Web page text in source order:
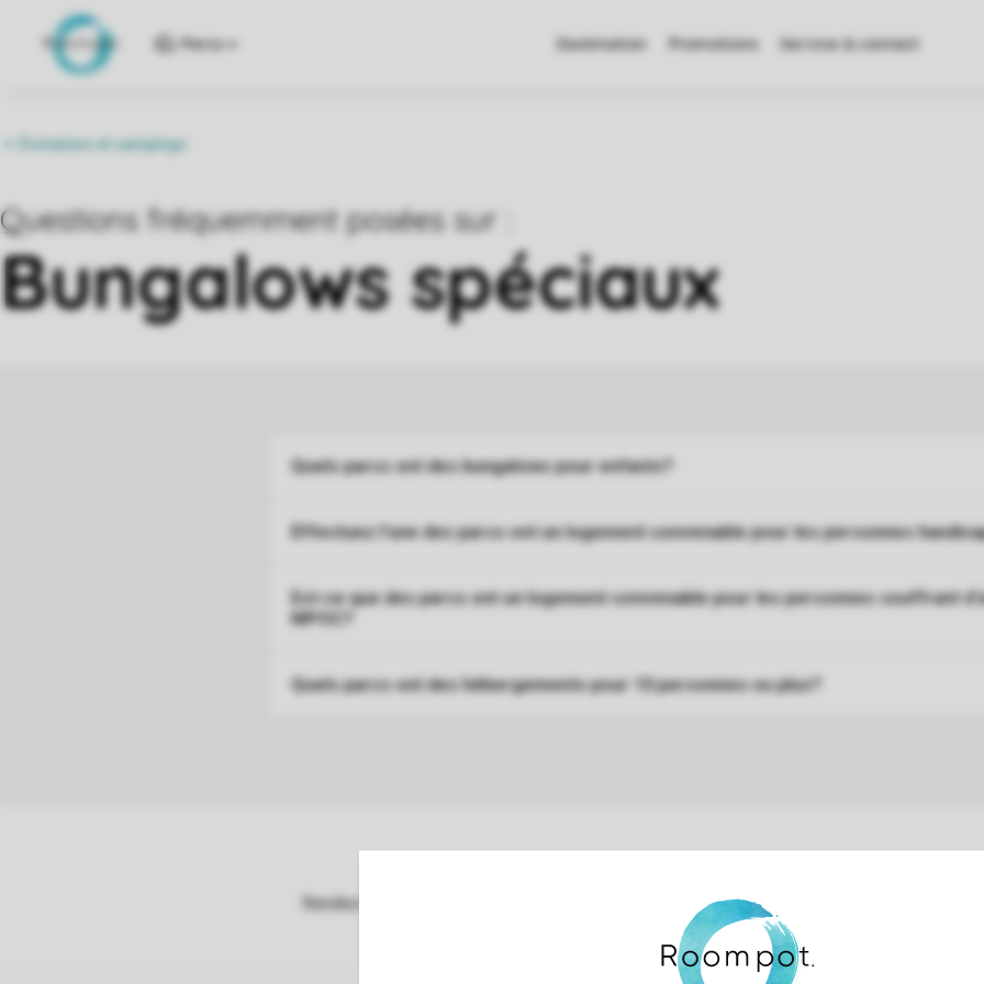
Parcs Destination Promotions Service & contact
Quels parcs ont des bungalows pour enfants?
Effectuez l'une des parcs ont un logement convenable pour les personnes
Est-ce que des parcs ont un logement convenable pour les personnes souffrant
MPOC?
Quels parcs ont des hébergements pour 10 personnes ou plus?